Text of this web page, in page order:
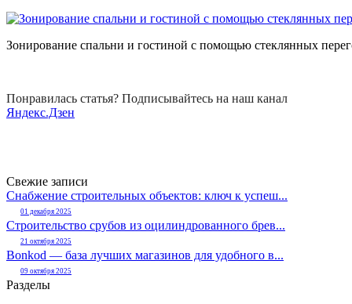
Зонирование спальни и гостиной с помощью стеклянных
Понравилась статья? Подписывайтесь на наш канал
Яндекс.Дзен
Свежие записи
Снабжение строительных объектов: ключ к успеш...
01 декабря 2025
Строительство срубов из оцилиндрованного брев...
21 октября 2025
Bonkod — база лучших магазинов для удобного в...
09 октября 2025
Разделы